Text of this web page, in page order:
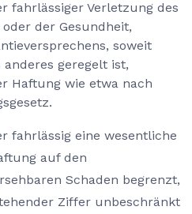
fahrlässiger Verletzung des
der Gesundheit,
soweit
geregelt ist,
Haftung wie etwa nach
fahrlässig eine wesentliche
auf den
Schaden begrenzt,
Ziffer unbeschränkt